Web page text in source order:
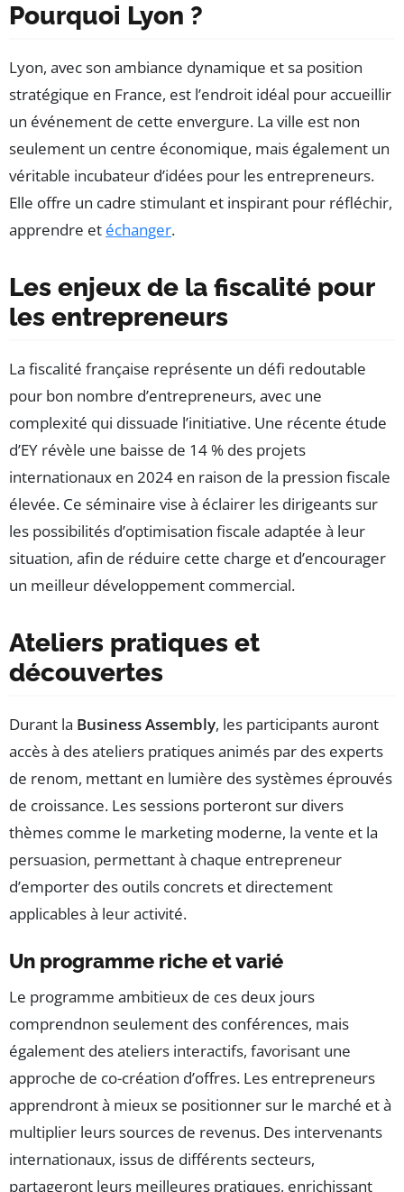
Pourquoi Lyon ?
Lyon, avec son ambiance dynamique et sa position
stratégique en France, est l’endroit idéal pour accueillir
un événement de cette envergure. La ville est non
seulement un centre économique, mais également un
véritable incubateur d’idées pour les entrepreneurs.
Elle offre un cadre stimulant et inspirant pour réfléchir,
apprendre et échanger.
Les enjeux de la fiscalité pour
les entrepreneurs
La fiscalité française représente un défi redoutable
pour bon nombre d’entrepreneurs, avec une
complexité qui dissuade l’initiative. Une récente étude
d’EY révèle une baisse de 14 % des projets
internationaux en 2024 en raison de la pression fiscale
élevée. Ce séminaire vise à éclairer les dirigeants sur
les possibilités d’optimisation fiscale adaptée à leur
situation, afin de réduire cette charge et d’encourager
un meilleur développement commercial.
Ateliers pratiques et
découvertes
Durant la Business Assembly, les participants auront
accès à des ateliers pratiques animés par des experts
de renom, mettant en lumière des systèmes éprouvés
de croissance. Les sessions porteront sur divers
thèmes comme le marketing moderne, la vente et la
persuasion, permettant à chaque entrepreneur
d’emporter des outils concrets et directement
applicables à leur activité.
Un programme riche et varié
Le programme ambitieux de ces deux jours
comprendnon seulement des conférences, mais
également des ateliers interactifs, favorisant une
approche de co-création d’offres. Les entrepreneurs
apprendront à mieux se positionner sur le marché et à
multiplier leurs sources de revenus. Des intervenants
internationaux, issus de différents secteurs,
partageront leurs meilleures pratiques, enrichissant